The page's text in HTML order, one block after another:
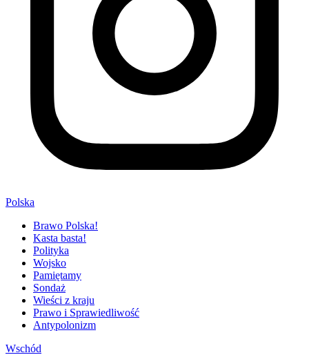
Polska
Brawo Polska!
Kasta basta!
Polityka
Wojsko
Pamiętamy
Sondaż
Wieści z kraju
Prawo i Sprawiedliwość
Antypolonizm
Wschód